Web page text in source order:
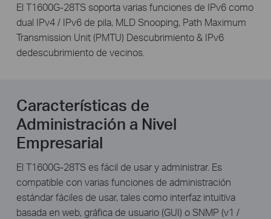
El T1600G-28TS soporta varias funciones de IPv6 como
dual IPv4 / IPv6 de pila, MLD Snooping, Path Maximum
Transmission Unit (PMTU) Descubrimiento & IPv6
dedescubrimiento de vecinos.
Características de
Administración a Nivel
Empresarial
El T1600G-28TS es fácil de usar y administrar. Es
compatible con varias funciones de administración
estándar fáciles de usar, tales como interfaz intuitiva
basada en web, gráfica de usuario (GUI) o SNMP (v1 /